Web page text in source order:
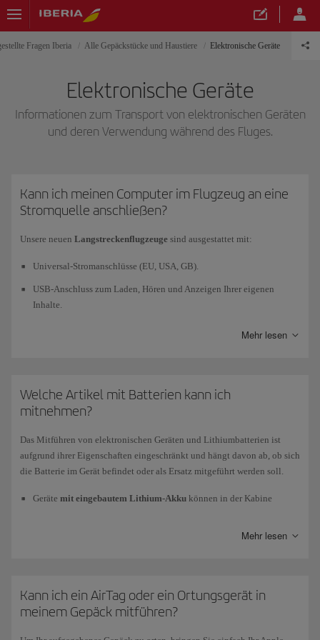
Fragen Iberia Alle Gepäckstücke und Haustiere Elektronische Geräte
Elektronische Geräte
Informationen zum Transport von elektronischen Geräten
und deren Verwendung während des Fluges.
Kann ich meinen Computer im Flugzeug an eine
Stromquelle anschließen?
Unsere neuen Langstreckenflugzeuge sind ausgestattet mit:
Universal-Stromanschlüsse (EU, USA, GB).
USB-Anschluss zum Laden, Hören und Anzeigen Ihrer eigenen
Inhalte.
Universal-Stromanschlüsse (EU, USA, GB).
Inhalte.
Mehr lesen
Welche Artikel mit Batterien kann ich
mitnehmen?
Das Mitführen von elektronischen Geräten und Lithiumbatterien ist
aufgrund ihrer Eigenschaften eingeschränkt und hängt davon ab, ob sich
die Batterie im Gerät befindet oder als Ersatz mitgeführt werden soll.
Geräte mit eingebautem Lithium-Akku können in der Kabine
Konfigurationen, die ihn wieder aktivieren könnten, abgeschaltet
werden, und es muss sichergestellt werden, dass er nicht
Mehr lesen
Kann ich ein AirTag oder ein Ortungsgerät in
meinem Gepäck mitführen?